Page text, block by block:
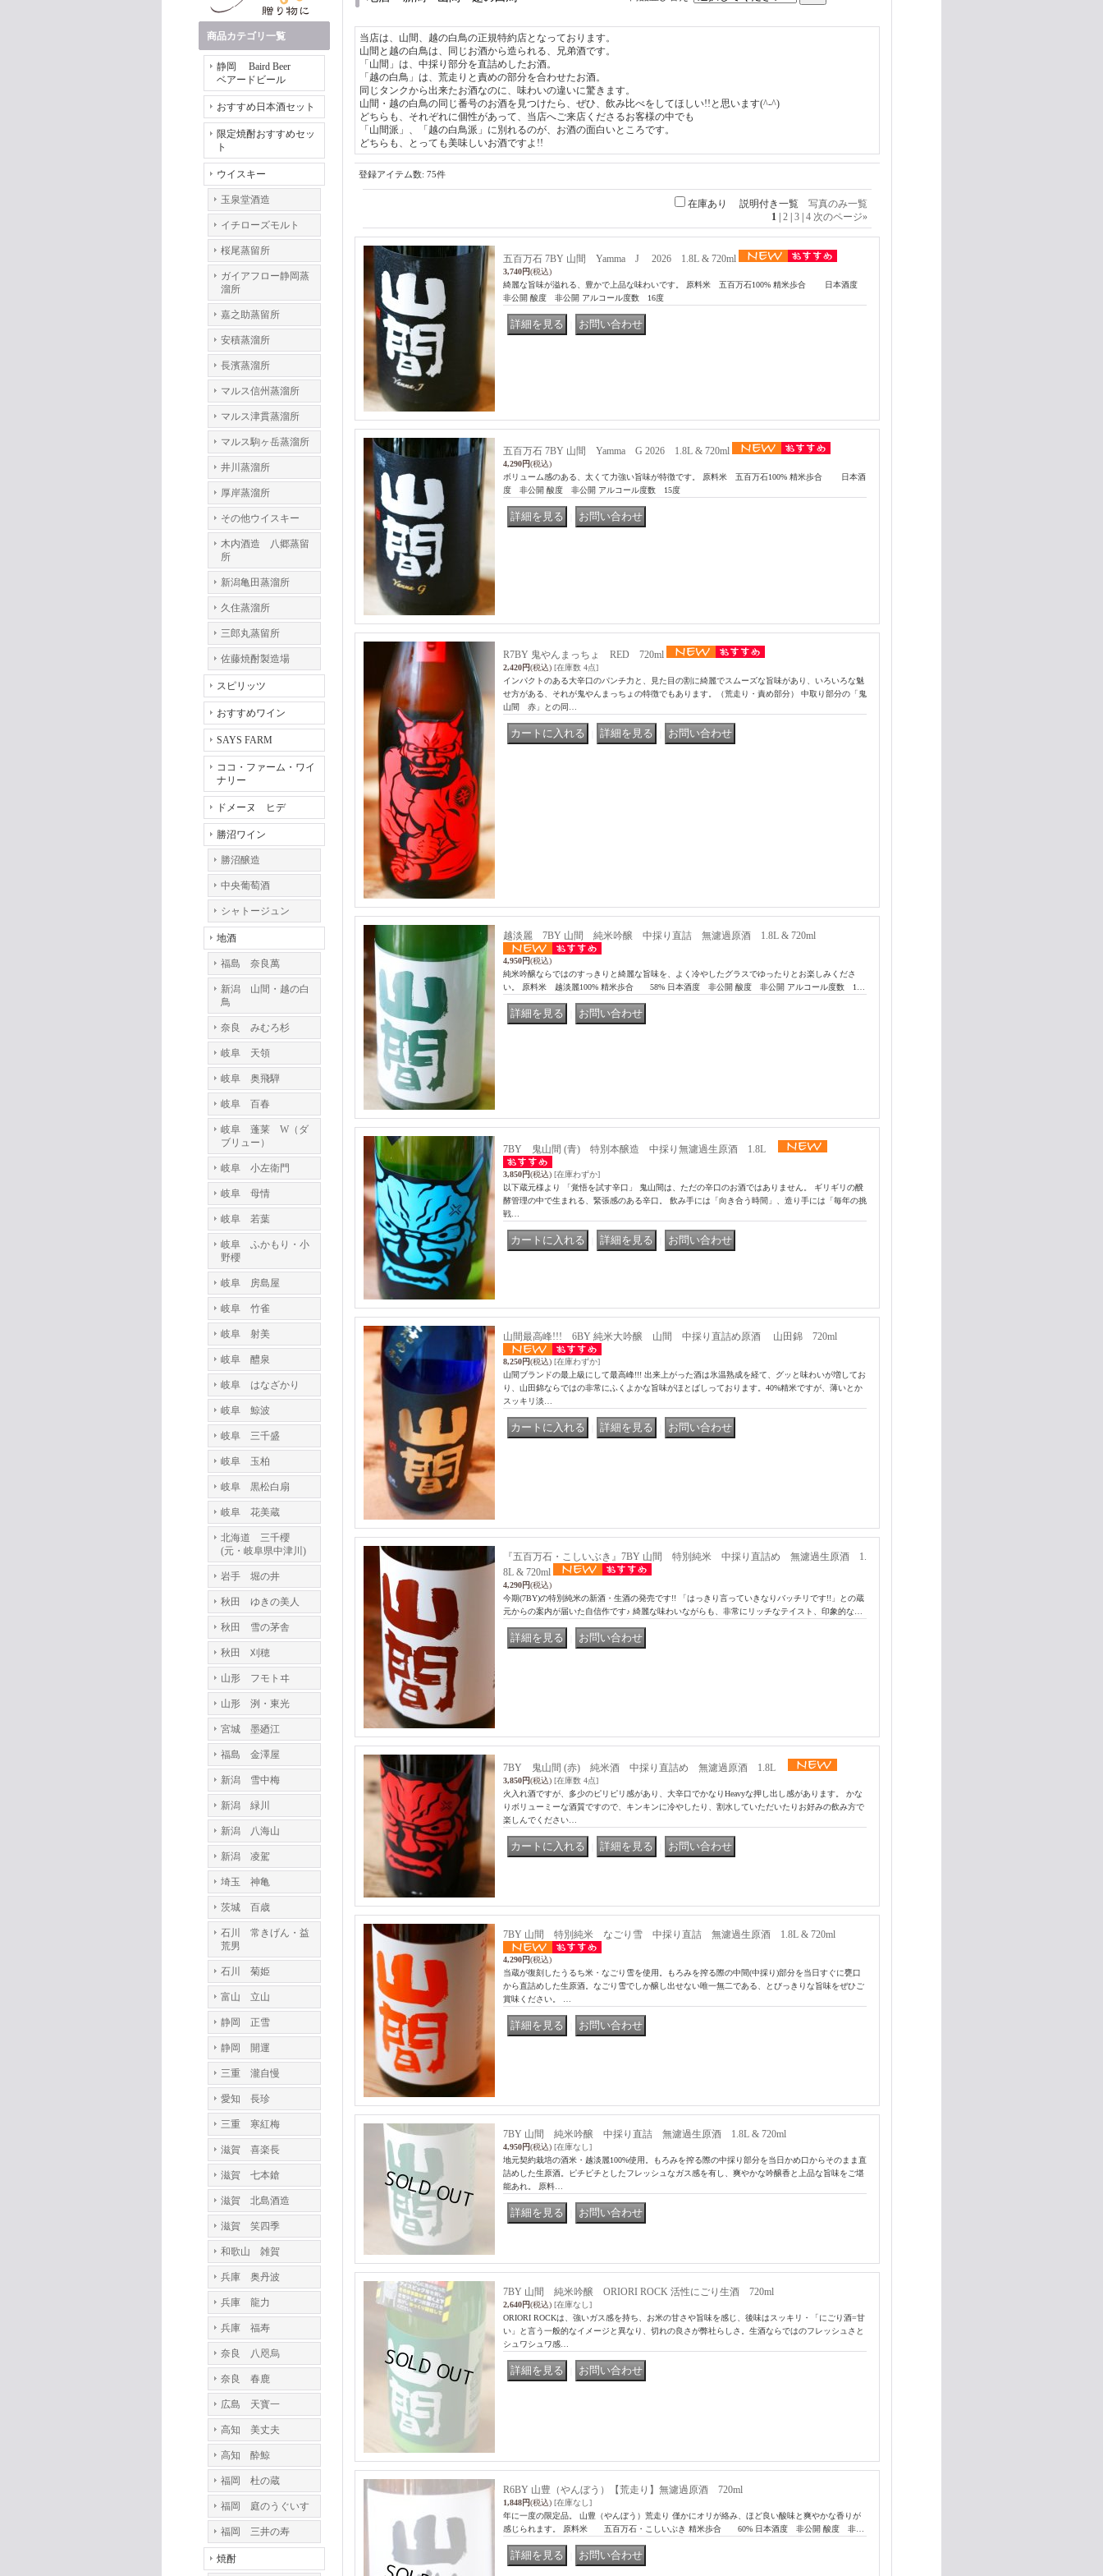
商品カテゴリ一覧
静岡 Baird Beer
ベアードビール
おすすめ日本酒セット
限定焼酎おすすめセッ
ト
ウイスキー
玉泉堂酒造
イチローズモルト
桜尾蒸留所
ガイアフロー静岡蒸
溜所
嘉之助蒸留所
安積蒸溜所
長濱蒸溜所
マルス信州蒸溜所
マルス津貫蒸溜所
マルス駒ヶ岳蒸溜所
井川蒸溜所
厚岸蒸溜所
その他ウイスキー
木内酒造 八郷蒸留
所
新潟亀田蒸溜所
久住蒸溜所
三郎丸蒸留所
佐藤焼酎製造場
スピリッツ
おすすめワイン
SAYS FARM
ココ・ファーム・ワイ
ナリー
ドメーヌ ヒデ
勝沼ワイン
勝沼醸造
中央葡萄酒
シャトージュン
地酒
福島 奈良萬
新潟 山間・越の白
鳥
奈良 みむろ杉
岐阜 天領
岐阜 奥飛騨
岐阜 百春
岐阜 蓬莱 W（ダ
ブリュー）
岐阜 小左衛門
岐阜 母情
岐阜 若葉
岐阜 ふかもり・小
野櫻
岐阜 房島屋
岐阜 竹雀
岐阜 射美
岐阜 醴泉
岐阜 はなざかり
岐阜 鯨波
岐阜 三千盛
岐阜 玉柏
岐阜 黒松白扇
岐阜 花美蔵
北海道 三千櫻
(元・岐阜県中津川)
岩手 堀の井
秋田 ゆきの美人
秋田 雪の茅舎
秋田 刈穂
山形 フモトヰ
山形 洌・東光
宮城 墨廼江
福島 金澤屋
新潟 雪中梅
新潟 緑川
新潟 八海山
新潟 凌駕
埼玉 神亀
茨城 百歳
石川 常きげん・益
荒男
石川 菊姫
富山 立山
静岡 正雪
静岡 開運
三重 瀧自慢
愛知 長珍
三重 寒紅梅
滋賀 喜楽長
滋賀 七本鎗
滋賀 北島酒造
滋賀 笑四季
和歌山 雑賀
兵庫 奥丹波
兵庫 龍力
兵庫 福寿
奈良 八咫烏
奈良 春鹿
広島 天寳一
高知 美丈夫
高知 酔鯨
福岡 杜の蔵
福岡 庭のうぐいす
福岡 三井の寿
焼酎
当店は、山間、越の白鳥の正規特約店となっております。
山間と越の白鳥は、同じお酒から造られる、兄弟酒です。
「山間」は、中採り部分を直詰めしたお酒。
「越の白鳥」は、荒走りと責めの部分を合わせたお酒。
同じタンクから出来たお酒なのに、味わいの違いに驚きます。
山間・越の白鳥の同じ番号のお酒を見つけたら、ぜひ、飲み比べをしてほしい!!と思います(^-^)
どちらも、それぞれに個性があって、当店へご来店くださるお客様の中でも
「山間派」、「越の白鳥派」に別れるのが、お酒の面白いところです。
どちらも、とっても美味しいお酒ですよ!!
登録アイテム数: 75件
在庫あり 説明付き一覧 写真のみ一覧
1 2 3 4 次のページ»
五百万石 7BY 山間 Yamma J 2026 1.8L & 720ml
3,740円(税込)
綺麗な旨味が溢れる、豊かで上品な味わいです。 原料米 五百万石100% 精米歩合 日本酒度
非公開 酸度 非公開 アルコール度数 16度
五百万石 7BY 山間 Yamma G 2026 1.8L & 720ml
4,290円(税込)
ボリューム感のある、太くて力強い旨味が特徴です。 原料米 五百万石100% 精米歩合 日本酒
度 非公開 酸度 非公開 アルコール度数 15度
R7BY 鬼やんまっちょ RED 720ml
2,420円(税込) [在庫数 4点]
インパクトのある大辛口のパンチ力と、見た目の割に綺麗でスムーズな旨味があり、いろいろな魅
せ方がある、それが鬼やんまっちょの特徴でもあります。（荒走り・責め部分） 中取り部分の「鬼
山間 赤」との同…
越淡麗 7BY 山間 純米吟醸 中採り直詰 無濾過原酒 1.8L & 720ml
4,950円(税込)
純米吟醸ならではのすっきりと綺麗な旨味を、よく冷やしたグラスでゆったりとお楽しみくださ
い。 原料米 越淡麗100% 精米歩合 58% 日本酒度 非公開 酸度 非公開 アルコール度数 1…
7BY 鬼山間 (青) 特別本醸造 中採り無濾過生原酒 1.8L
3,850円(税込) [在庫わずか]
以下蔵元様より 「覚悟を試す辛口」 鬼山間は、ただの辛口のお酒ではありません。 ギリギリの醗
酵管理の中で生まれる、緊張感のある辛口。 飲み手には「向き合う時間」、造り手には「毎年の挑
戦…
山間最高峰!!! 6BY 純米大吟醸 山間 中採り直詰め原酒 山田錦 720ml
8,250円(税込) [在庫わずか]
山間ブランドの最上級にして最高峰!!! 出来上がった酒は氷温熟成を経て、グッと味わいが増してお
り、山田錦ならではの非常にふくよかな旨味がほとばしっております。40%精米ですが、薄いとか
スッキリ淡…
『五百万石・こしいぶき』7BY 山間 特別純米 中採り直詰め 無濾過生原酒 1.
8L & 720ml
4,290円(税込)
今期(7BY)の特別純米の新酒・生酒の発売です!! 「はっきり言っていきなりバッチリです!!」との蔵
元からの案内が届いた自信作です♪ 綺麗な味わいながらも、非常にリッチなテイスト、印象的な…
7BY 鬼山間 (赤) 純米酒 中採り直詰め 無濾過原酒 1.8L
3,850円(税込) [在庫数 4点]
火入れ酒ですが、多少のピリピリ感があり、大辛口でかなりHeavyな押し出し感があります。 かな
りボリューミーな酒質ですので、キンキンに冷やしたり、割水していただいたりお好みの飲み方で
楽しんでください…
7BY 山間 特別純米 なごり雪 中採り直詰 無濾過生原酒 1.8L & 720ml
4,290円(税込)
当蔵が復刻したうるち米・なごり雪を使用。もろみを搾る際の中間(中採り)部分を当日すぐに甕口
から直詰めした生原酒。なごり雪でしか醸し出せない唯一無二である、とびっきりな旨味をぜひご
賞味ください。 …
7BY 山間 純米吟醸 中採り直詰 無濾過生原酒 1.8L & 720ml
4,950円(税込) [在庫なし]
地元契約栽培の酒米・越淡麗100%使用。もろみを搾る際の中採り部分を当日かめ口からそのまま直
詰めした生原酒。ピチピチとしたフレッシュなガス感を有し、爽やかな吟醸香と上品な旨味をご堪
能あれ。 原料…
7BY 山間 純米吟醸 ORIORI ROCK 活性にごり生酒 720ml
2,640円(税込) [在庫なし]
ORIORI ROCKは、強いガス感を持ち、お米の甘さや旨味を感じ、後味はスッキリ・「にごり酒=甘
い」と言う一般的なイメージと異なり、切れの良さが弊社らしさ。生酒ならではのフレッシュさと
シュワシュワ感…
R6BY 山豊（やんぼう）【荒走り】無濾過原酒 720ml
1,848円(税込) [在庫なし]
年に一度の限定品。 山豊（やんぼう）荒走り 僅かにオリが絡み、ほど良い酸味と爽やかな香りが
感じられます。 原料米 五百万石・こしいぶき 精米歩合 60% 日本酒度 非公開 酸度 非…